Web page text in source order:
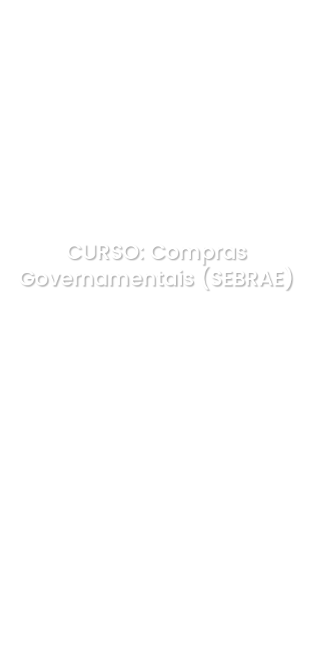
CURSO: Compras
Governamentais (SEBRAE)